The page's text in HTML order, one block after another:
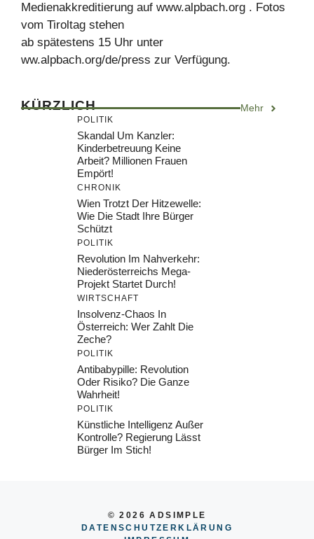
Medienakkreditierung auf www.alpbach.org . Fotos
vom Tiroltag stehen
ab spätestens 15 Uhr unter
ww.alpbach.org/de/press zur Verfügung.
KÜRZLICH Mehr
POLITIK
Skandal Um Kanzler:
Kinderbetreuung Keine
Arbeit? Millionen Frauen
Empört!
CHRONIK
Wien Trotzt Der Hitzewelle:
Wie Die Stadt Ihre Bürger
Schützt
POLITIK
Revolution Im Nahverkehr:
Niederösterreichs Mega-
Projekt Startet Durch!
WIRTSCHAFT
Insolvenz-Chaos In
Österreich: Wer Zahlt Die
Zeche?
POLITIK
Antibabypille: Revolution
Oder Risiko? Die Ganze
Wahrheit!
POLITIK
Künstliche Intelligenz Außer
Kontrolle? Regierung Lässt
Bürger Im Stich!
© 2026 ADSIMPLE
DATENSCHUTZERKLÄRUNG